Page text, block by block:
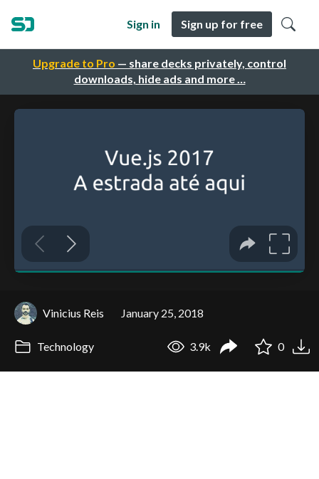
Upgrade to Pro — share decks privately, control
downloads, hide ads and more …
Sign in Sign up for free
Vinicius Reis January 25, 2018
Technology 3.9k 0